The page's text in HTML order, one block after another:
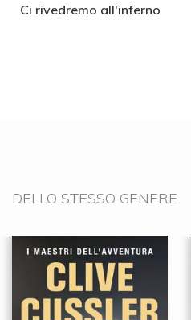
Ci rivedremo all'inferno
DELLO STESSO GENERE